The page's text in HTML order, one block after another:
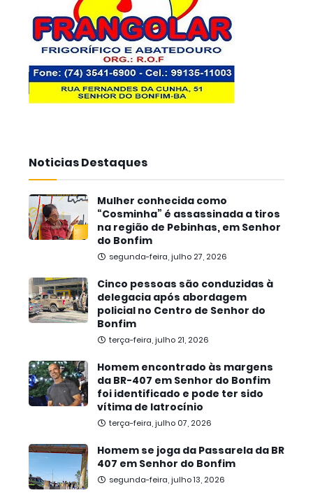
Noticias Destaques
Mulher conhecida como
“Cosminha” é assassinada a tiros
na região de Pebinhas, em Senhor
do Bonfim
segunda-feira, julho 27, 2026
Cinco pessoas são conduzidas à
delegacia após abordagem
policial no Centro de Senhor do
Bonfim
terça-feira, julho 21, 2026
Homem encontrado às margens
da BR-407 em Senhor do Bonfim
foi identificado e pode ter sido
vítima de latrocínio
terça-feira, julho 07, 2026
Homem se joga da Passarela da BR
407 em Senhor do Bonfim
segunda-feira, julho 13, 2026